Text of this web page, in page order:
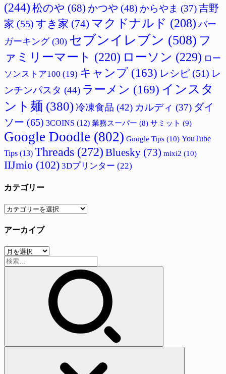
(244) 松のや (68) かつや (48) からやま (37)吉野
家 (55) すき家 (74) マクドナルド (208) バー
ガーキング(30) セブンイレブン (508) フ
ァミリーマート (220) ローソン (229) ロー
ソンストア100 (19) キャンプ (163) レシピ (51) レ
ンチンパスタ (44) ラーメン (169) インスタ
ント麺 (380)冷凍食品 (42) カルディ (37) ダイ
ソー (65) 3COINS (12) 業務スーパー (8) サミット (9)
Google Doodle (802) Google Tips (10) YouTube
Tips (13) Threads (272) Bluesky (73) mixi2 (10)
IIJmio (102) 3Dプリンター (22)
カテゴリー
カ
ゴ
ー
アーカイブ
ア
ー
検
索: